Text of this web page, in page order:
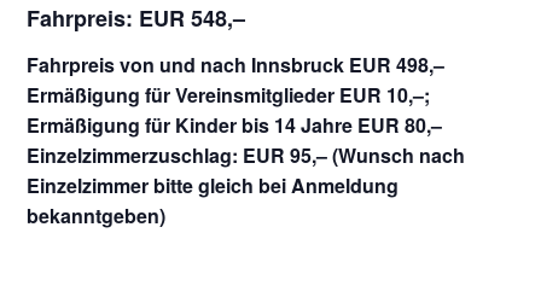
Fahrpreis: EUR 548,–
Fahrpreis von und nach Innsbruck EUR 498,–
Ermäßigung für Vereinsmitglieder EUR 10,–;
Ermäßigung für Kinder bis 14 Jahre EUR 80,–
Einzelzimmerzuschlag: EUR 95,– (Wunsch nach
Einzelzimmer bitte gleich bei Anmeldung
bekanntgeben)